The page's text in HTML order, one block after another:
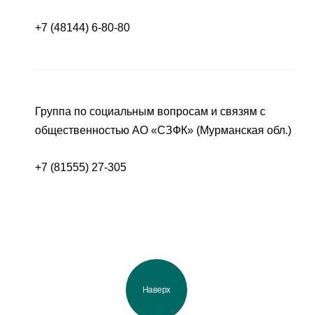
+7 (48144) 6-80-80
Группа по социальным вопросам и связям с
общественностью АО «СЗФК» (Мурманская обл.)
+7 (81555) 27-305
Наверх